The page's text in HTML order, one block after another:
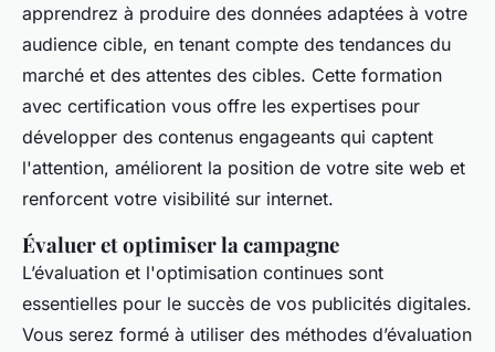
apprendrez à produire des données adaptées à votre
audience cible, en tenant compte des tendances du
marché et des attentes des cibles. Cette formation
avec certification vous offre les expertises pour
développer des contenus engageants qui captent
l'attention, améliorent la position de votre site web et
renforcent votre visibilité sur internet.
Évaluer et optimiser la campagne
L’évaluation et l'optimisation continues sont
essentielles pour le succès de vos publicités digitales.
Vous serez formé à utiliser des méthodes d’évaluation